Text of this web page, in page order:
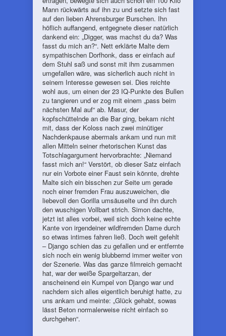
Mann rückwärts auf ihn zu und setzte sich fast
auf den lieben Ahrensburger Burschen. Ihn
höflich auffangend, entgegnete dieser natürlich
dankend ein: „Digger, was machst du da? Was
fasst du mich an?“. Nett erklärte Malte dem
sympathischen Dorfhonk, dass er einfach auf
dem Stuhl saß und sonst mit ihm zusammen
umgefallen wäre, was sicherlich auch nicht in
seinem Interesse gewesen sei. Dies reichte
wohl aus, um einen der 23 IQ-Punkte des Bullen
zu tangieren und er zog mit einem „pass beim
nächsten Mal auf“ ab. Masur, der
kopfschüttelnde an die Bar ging, bekam nicht
mit, dass der Koloss nach zwei minütiger
Nachdenkpause abermals ankam und nun mit
allen Mitteln seiner rhetorischen Kunst das
Totschlagargument hervorbrachte: „Niemand
fasst mich an!“ Verstört, ob dieser Satz einfach
nur ein Vorbote einer Faust sein könnte, drehte
Malte sich ein bisschen zur Seite um gerade
noch einer fremden Frau auszuweichen, die
liebevoll den Gorilla umsäuselte und ihn durch
den wuschigen Vollbart strich. Simon dachte,
jetzt ist alles vorbei, weil sich doch keine echte
Kante von irgendeiner wildfremden Dame durch
so etwas intimes fahren ließ. Doch weit gefehlt
– Django schien das zu gefallen und er entfernte
sich noch ein wenig blubbernd immer weiter von
der Szenerie. Was das ganze filmreich gemacht
hat, war der weiße Spargeltarzan, der
anscheinend ein Kumpel von Django war und
nachdem sich alles eigentlich beruhigt hatte, zu
uns ankam und meinte: „Glück gehabt, sowas
lässt Beton normalerweise nicht einfach so
durchgehen“.